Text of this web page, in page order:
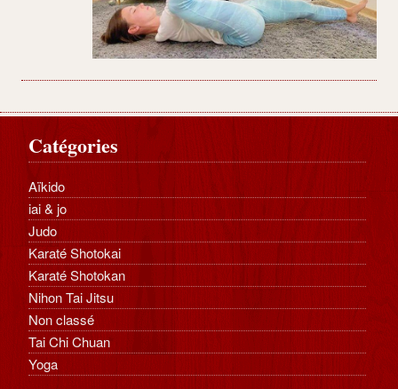
Catégories
Aïkido
iai & jo
Judo
Karaté Shotokai
Karaté Shotokan
Nihon Tai Jitsu
Non classé
Tai Chi Chuan
Yoga